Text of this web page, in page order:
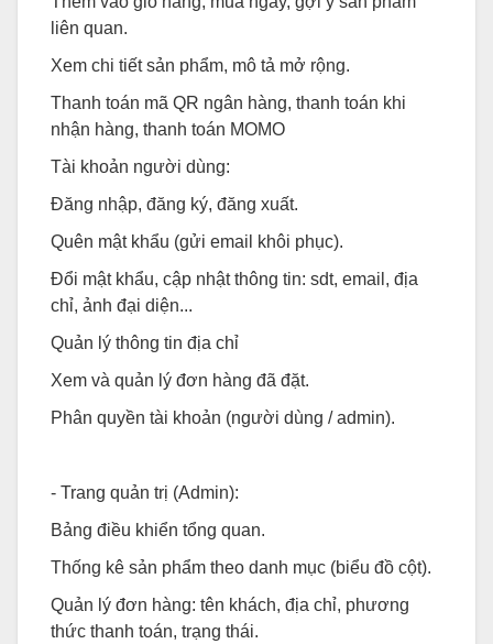
liên quan.
Xem chi tiết sản phẩm, mô tả mở rộng.
Thanh toán mã QR ngân hàng, thanh toán khi
nhận hàng, thanh toán MOMO
Tài khoản người dùng:
Đăng nhập, đăng ký, đăng xuất.
Quên mật khẩu (gửi email khôi phục).
Đổi mật khẩu, cập nhật thông tin: sdt, email, địa
chỉ, ảnh đại diện...
Quản lý thông tin địa chỉ
Xem và quản lý đơn hàng đã đặt.
Phân quyền tài khoản (người dùng / admin).
- Trang quản trị (Admin):
Bảng điều khiển tổng quan.
Thống kê sản phẩm theo danh mục (biểu đồ cột).
Quản lý đơn hàng: tên khách, địa chỉ, phương
thức thanh toán, trạng thái.